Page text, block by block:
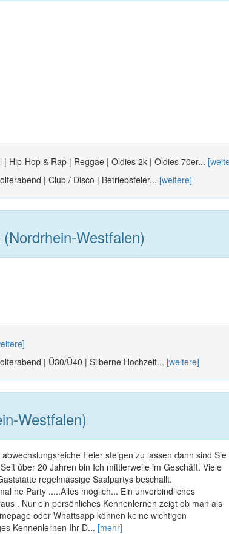
| Hip-Hop & Rap | Reggae | Oldies 2k | Oldies 70er...
| Club / Disco | Betriebsfeier... [weitere]
Westfalen)
| Ü30/Ü40 | Silberne Hochzeit... [weitere]
Westfalen)
Feier steigen zu lassen dann sind Sie
über 20 Jahren bin Ich mittlerweile im Geschäft. Viele
regelmässige Saalpartys beschallt.
ne Party .....Alles möglich... Ein unverbindliches
. Nur ein persönliches Kennenlernen zeigt ob man als
oder Whattsapp können keine wichtigen
Kennenlernen Ihr D... [mehr]